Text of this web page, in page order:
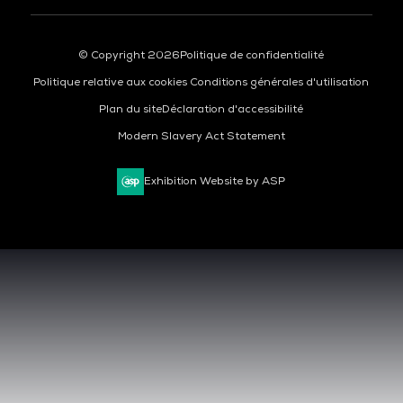
© Copyright 2026Politique de confidentialité
Politique relative aux cookies Conditions générales d'utilisation
Plan du siteDéclaration d'accessibilité
Modern Slavery Act Statement
Exhibition Website by ASP